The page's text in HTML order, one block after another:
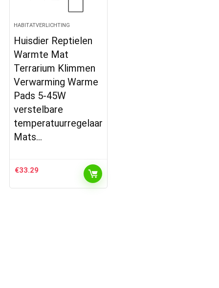
HABITATVERLICHTING
Huisdier Reptielen
Warmte Mat
Terrarium Klimmen
Verwarming Warme
Pads 5-45W
verstelbare
temperatuurregelaar
Mats…
€33.29